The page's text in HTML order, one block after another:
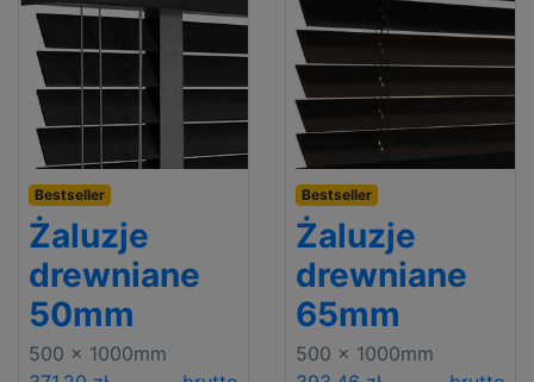
Bestseller
Żaluzje
drewniane
50mm
500 x 1000mm
Bestseller
Żaluzje
drewniane
65mm
500 x 1000mm